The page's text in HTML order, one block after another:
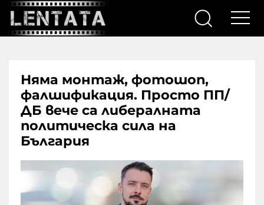
Няма монтаж, фотошоп,
фалшификация. Просто ПП/
ДБ вече са либералната
политическа сила на
България